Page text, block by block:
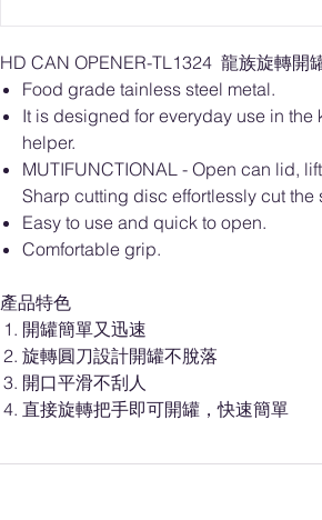
HD CAN OPENER-TL1324 龍族旋轉開
Food grade tainless steel metal.
It is designed for everyday use in
helper.
MUTIFUNCTIONAL - Open can lid,
Sharp cutting disc effortlessly cut the
Easy to use and quick to open.
Comfortable grip.
產品特色
開罐簡單又迅速
旋轉圓刀設計開罐不脫落
開口平滑不刮人
直接旋轉把手即可開罐，快速簡單